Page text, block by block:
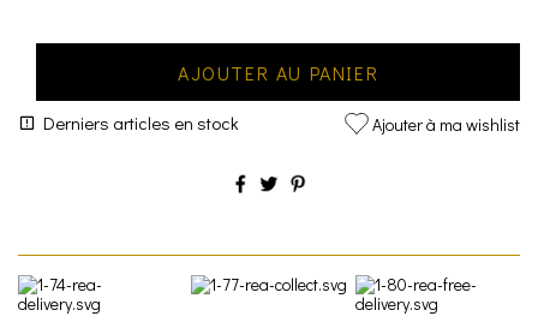
AJOUTER AU PANIER
Derniers articles en stock Ajouter à ma wishlist